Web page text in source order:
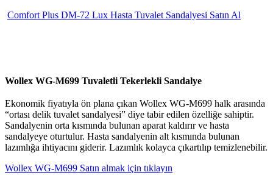
Comfort Plus DM-72 Lux Hasta Tuvalet Sandalyesi Satın Al
Wollex WG-M699 Tuvaletli Tekerlekli Sandalye
Ekonomik fiyatıyla ön plana çıkan Wollex WG-M699 halk arasında
“ortası delik tuvalet sandalyesi” diye tabir edilen özelliğe sahiptir.
Sandalyenin orta kısmında bulunan aparat kaldırır ve hasta
sandalyeye oturtulur. Hasta sandalyenin alt kısmında bulunan
lazımlığa ihtiyacını giderir. Lazımlık kolayca çıkartılıp temizlenebilir.
Wollex WG-M699 Satın almak için tıklayın